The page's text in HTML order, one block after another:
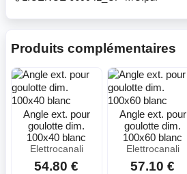
Produits complémentaires
Angle ext. pour
goulotte dim.
100x40 blanc
Elettrocanali
54.80 €
Angle ext. pour
goulotte dim.
100x60 blanc
Elettrocanali
57.10 €